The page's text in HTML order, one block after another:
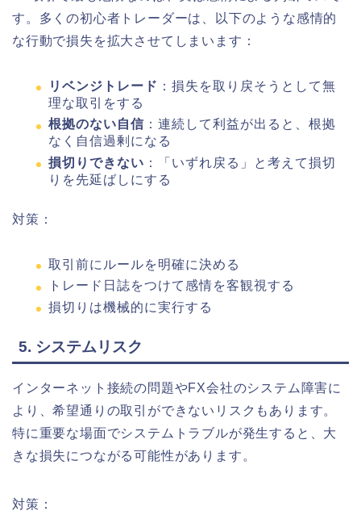
す。多くの初心者トレーダーは、以下のような感情的
な行動で損失を拡大させてしまいます：
リベンジトレード ：損失を取り戻そうとして無
理な取引をする
根拠のない自信 ：連続して利益が出ると、根拠
なく自信過剰になる
損切りできない ：「いずれ戻る」と考えて損切
りを先延ばしにする
対策：
取引前にルールを明確に決める
トレード日誌をつけて感情を客観視する
損切りは機械的に実行する
5. システムリスク
インターネット接続の問題やFX会社のシステム障害に
より、希望通りの取引ができないリスクもあります。
特に重要な場面でシステムトラブルが発生すると、大
きな損失につながる可能性があります。
対策：